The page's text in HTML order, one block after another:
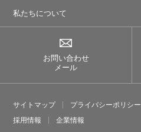
私たちについて
お問い合わせ
メール
サイトマップ プライバシーポリシー
採⽤情報
企業情報